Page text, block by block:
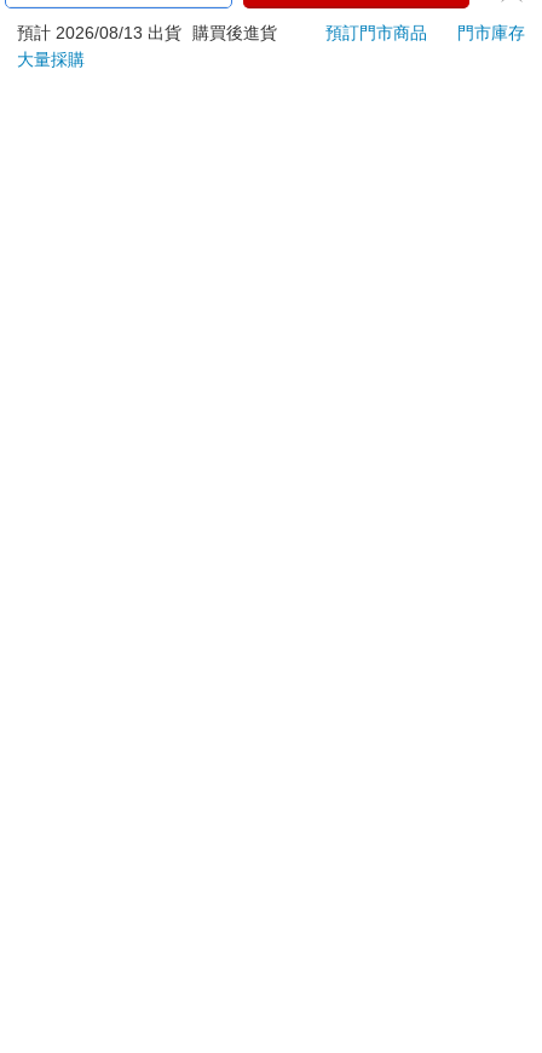
ATM提款機，請不要聽從指示，以免受騙上當！
退換貨須知：
預計 2026/08/13 出貨 購買後進貨 預訂門市商品
門市庫存
大量採購